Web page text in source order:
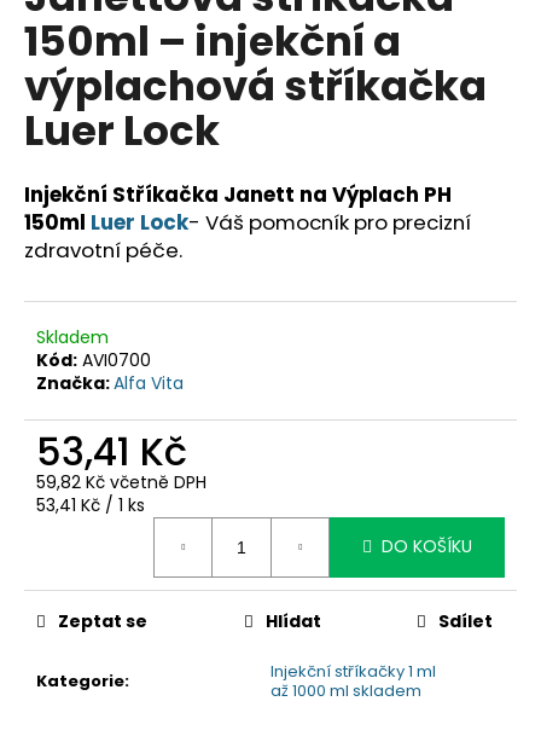
0,0
5
hvězdiček.
150ml – injekční a
výplachová stříkačka
Luer Lock
Injekční Stříkačka Janett na Výplach PH
150ml Luer Lock- Váš pomocník pro precizní
zdravotní péče.
Skladem
Kód: AVI0700
Značka:Alfa Vita
53,41 Kč
59,82 Kč včetně DPH
Měrná
53,41 Kč / 1 ks
DO KOŠÍKU
Kategorie:
Injekční stříkačky 1 ml
až 1000 ml skladem
Zeptat se Hlídat Sdílet
a
j
í
t
?
D
o
p
o
u
j
e
e